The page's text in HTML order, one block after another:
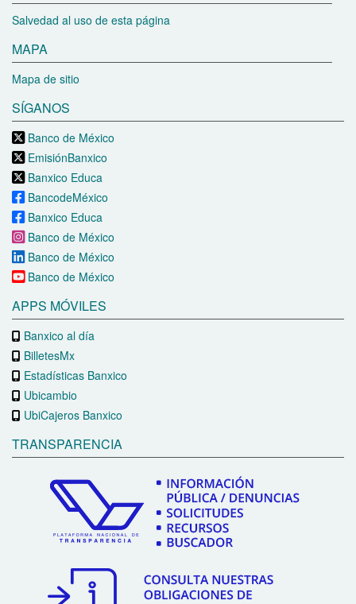
Salvedad al uso de esta página
MAPA
Mapa de sitio
SÍGANOS
Banco de México
EmisiónBanxico
Banxico Educa
BancodeMéxico
Banxico Educa
Banco de México
Banco de México
Banco de México
APPS MÓVILES
Banxico al día
BilletesMx
Estadísticas Banxico
Ubicambio
UbiCajeros Banxico
TRANSPARENCIA